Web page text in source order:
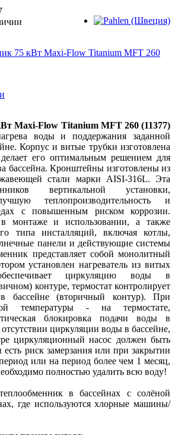
Maxi-Flow Titanium MFT 260 (11377)
воды и поддержания заданной
Корпус и витые трубки изготовлена
его оптимальным решением для
бассейна. Кронштейны изготовлены из
стали марки AISI-316L. Эта
вертикальной установки,
теплопроизводительность и
с повышенным риском коррозии.
в монтаже и использовании, а также
типа инсталляций, включая котлы,
панели и действующие системы
представляет собой монолитный
установлен нагреватель из витых
циркуляцию воды в
контуре, термостат контролирует
бассейне (вторичный контур). При
температуры - на термостате,
блокировка подачи воды в
циркуляции воды в бассейне,
циркуляционный насос должен быть
риск замерзания или при закрытии
или на период более чем 1 месяц,
полностью удалить всю воду!
в бассейнах с солёной
где используются хлорные машины/